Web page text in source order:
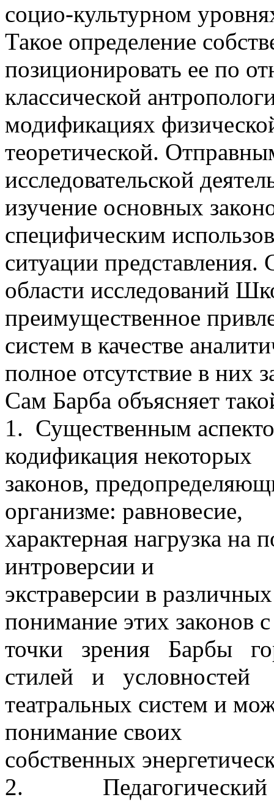
социо-культурном
Такое определение
позиционировать ее по
классической
модификациях
теоретической.
исследовательской
изучение основных
специфическим
ситуации
области исследований
преимущественное
систем в качестве
полное отсутствие в них
Сам Барба объясняет
1. Существенным
кодификация некоторых
законов,
организме: равновесие,
характерная нагрузка на
интроверсии и
экстраверсии в
понимание этих законов с
точки зрения Барбы
стилей и условностей
театральных систем и
понимание своих
собственных
2. Педагогический